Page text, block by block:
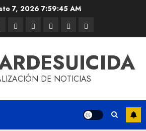
7, 2026 7:59:45 AM
DE NOTICIAS